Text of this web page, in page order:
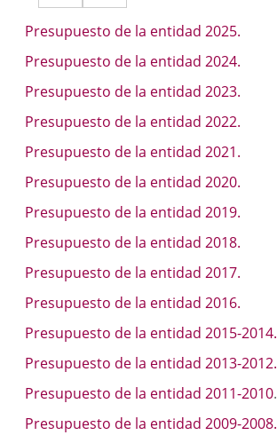
aplicación
externa.
aplicación
externa.
a
una
aplicación
externa.
Descripción
Presupuesto de la entidad 2025.
Presupuesto de la entidad 2024.
Presupuesto de la entidad 2023.
Presupuesto de la entidad 2022.
Presupuesto de la entidad 2021.
Presupuesto de la entidad 2020.
Presupuesto de la entidad 2019.
Presupuesto de la entidad 2018.
Presupuesto de la entidad 2017.
Presupuesto de la entidad 2016.
Presupuesto de la entidad 2015-2014.
Presupuesto de la entidad 2013-2012.
Presupuesto de la entidad 2011-2010.
Presupuesto de la entidad 2009-2008.